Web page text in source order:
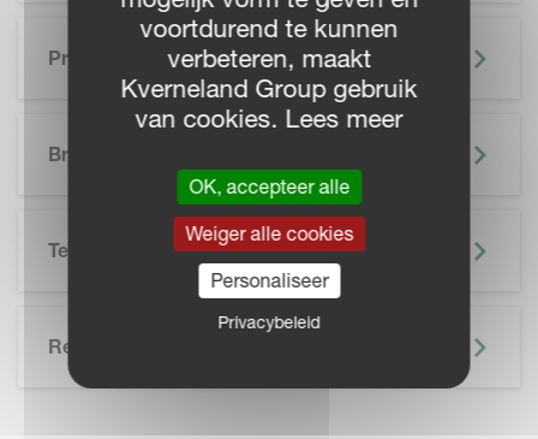
Precisielandbouw
Brochure
SKIP BROCHURE
Technische Specificatie
Related
voortdurend te kunnen
verbeteren, maakt
Kverneland Group gebruik
van cookies. Lees meer
OK, accepteer alle
Weiger alle cookies
Personaliseer
Privacybeleid